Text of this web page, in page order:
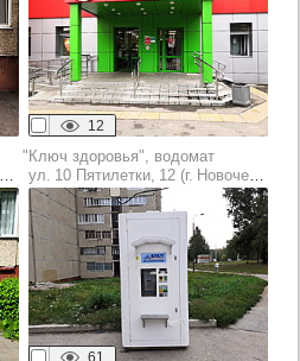
12
"Ключ здоровья", водомат
ул. 10 Пятилетки, 12 (г. Новочебоксарск)
61